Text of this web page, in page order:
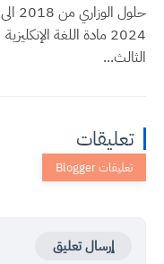
حلول الوزاري من 2018 الى
2024 مادة اللغة الإنكليزية
الثالث...
تعليقات
إرسال تعليق